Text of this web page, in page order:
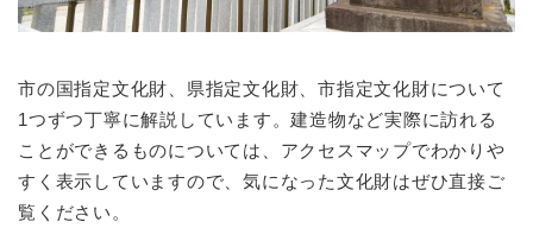
市の国指定文化財、県指定文化財、市指定文化財について
1つずつ丁寧に解説しています。建造物など実際に訪れる
ことができるものについては、アクセスマップでわかりや
すく表示していますので、気になった文化財はぜひ直接ご
覧ください。